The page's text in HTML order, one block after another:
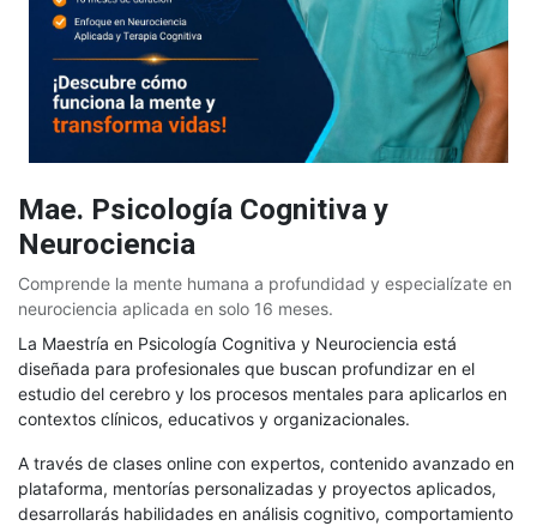
Mae. Psicología Cognitiva y
Neurociencia
Comprende la mente humana a profundidad y especialízate en
neurociencia aplicada en solo 16 meses.
La Maestría en Psicología Cognitiva y Neurociencia está
diseñada para profesionales que buscan profundizar en el
estudio del cerebro y los procesos mentales para aplicarlos en
contextos clínicos, educativos y organizacionales.
A través de clases online con expertos, contenido avanzado en
plataforma, mentorías personalizadas y proyectos aplicados,
desarrollarás habilidades en análisis cognitivo, comportamiento